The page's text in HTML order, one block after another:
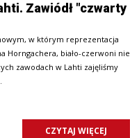
Zawiódł "czwarty
w którym reprezentacja
Horngachera, biało-czerwoni nie
zawodach w Lahti zajęliśmy
CZYTAJ WIĘCEJ